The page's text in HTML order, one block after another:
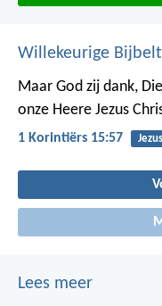
Willekeurige
Maar God zij dank,
onze Heere Jezus
1 Korintiërs 15:57 Jezus
Lees meer